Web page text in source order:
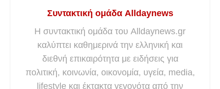
Συντακτική ομάδα Alldaynews
Η συντακτική ομάδα του Alldaynews.gr
καλύπτει καθημερινά την ελληνική και
διεθνή επικαιρότητα με ειδήσεις για
πολιτική, κοινωνία, οικονομία, υγεία, media,
lifestyle και έκτακτα γεγονότα από την